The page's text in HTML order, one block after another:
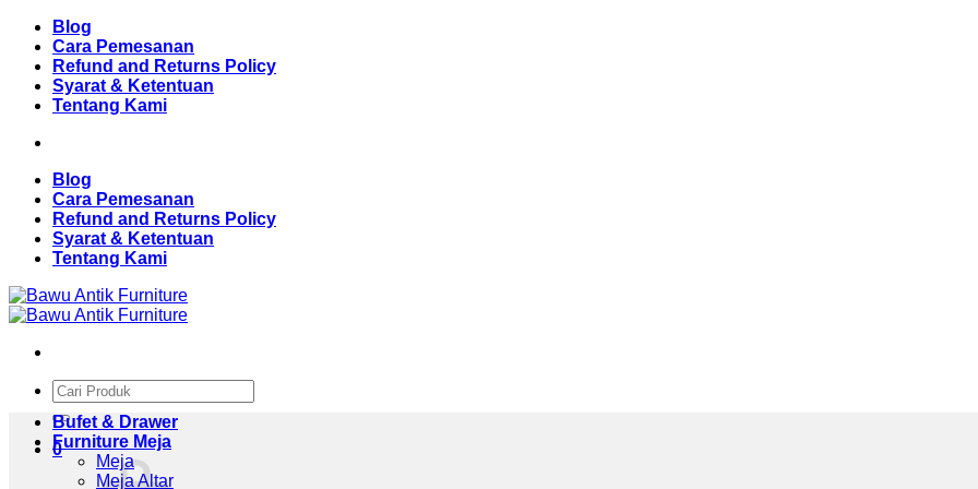
Skip
content
Blog
Cara Pemesanan
Refund and Returns Policy
Syarat & Ketentuan
Tentang Kami
Blog
Cara Pemesanan
Refund and Returns Policy
Syarat & Ketentuan
Tentang Kami
Pencarian
untuk:
0
Bufet & Drawer
Furniture Meja
Meja
Meja Altar